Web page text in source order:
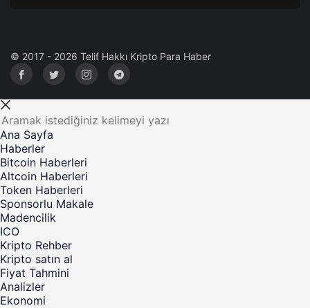
© 2017 - 2026 Telif Hakkı Kripto Para Haber
Ana Sayfa
Haberler
Bitcoin Haberleri
Altcoin Haberleri
Token Haberleri
Sponsorlu Makale
Madencilik
ICO
Kripto Rehber
Kripto satın al
Fiyat Tahmini
Analizler
Ekonomi